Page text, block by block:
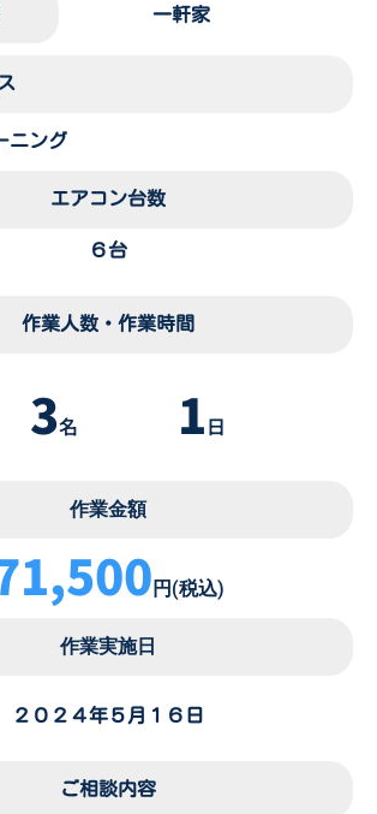
一軒家
ニング
エアコン台数
６台
作業人数・作業時間
3名 1日
作業金額
円(税込)
作業実施日
２０２４年５月１６日
ご相談内容